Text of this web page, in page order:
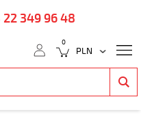
349 96 48
0